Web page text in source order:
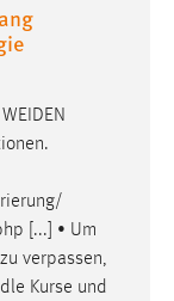
[...] • Um
verpassen,
Kurse und